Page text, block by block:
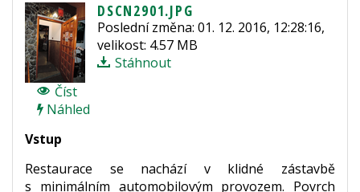
DSCN2901.JPG
Poslední změna: 01. 12. 2016, 12:28:16,
velikost: 4.57 MB
Stáhnout
Číst
Náhled
Vstup
Restaurace se nachází v klidné zástavbě
s minimálním automobilovým provozem. Povrch